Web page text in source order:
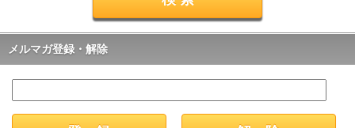
メルマガ登録・解除